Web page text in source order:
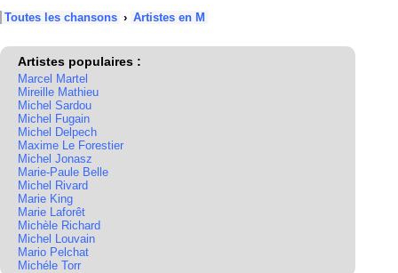
Toutes les chansons › Artistes en M
Artistes populaires :
Marcel Martel
Mireille Mathieu
Michel Sardou
Michel Fugain
Michel Delpech
Maxime Le Forestier
Michel Jonasz
Marie-Paule Belle
Michel Rivard
Marie King
Marie Laforêt
Michèle Richard
Michel Louvain
Mario Pelchat
Michéle Torr